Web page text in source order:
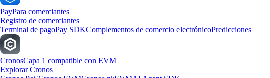
PayPara comerciantes
Registro de comerciantes
Terminal de pagoPay SDKComplementos de comercio electrónicoPredicciones
CronosCapa 1 compatible con EVM
Explorar Cronos